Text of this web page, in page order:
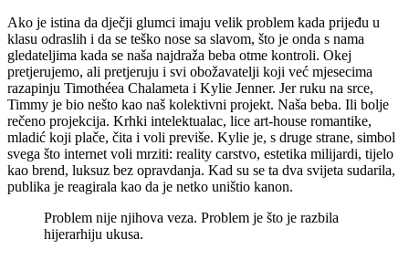
Ako je istina da dječji glumci imaju velik problem kada prijeđu u
klasu odraslih i da se teško nose sa slavom, što je onda s nama
gledateljima kada se naša najdraža beba otme kontroli. Okej
pretjerujemo, ali pretjeruju i svi obožavatelji koji već mjesecima
razapinju Timothéea Chalameta i Kylie Jenner. Jer ruku na srce,
Timmy je bio nešto kao naš kolektivni projekt. Naša beba. Ili bolje
rečeno projekcija. Krhki intelektualac, lice art-house romantike,
mladić koji plače, čita i voli previše. Kylie je, s druge strane, simbol
svega što internet voli mrziti: reality carstvo, estetika milijardi, tijelo
kao brend, luksuz bez opravdanja. Kad su se ta dva svijeta sudarila,
publika je reagirala kao da je netko uništio kanon.
Problem nije njihova veza. Problem je što je razbila
hijerarhiju ukusa.